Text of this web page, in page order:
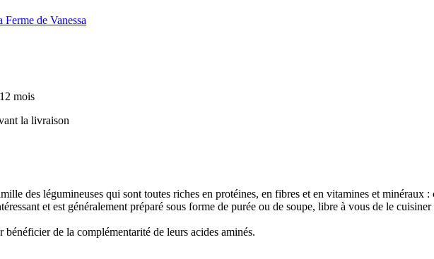
Ferme de Vanessa
mois
la livraison
des légumineuses qui sont toutes riches en protéines, en fibres et en vitamines et minéraux
et est généralement préparé sous forme de purée ou de soupe, libre à vous de le
bénéficier de la complémentarité de leurs acides aminés.